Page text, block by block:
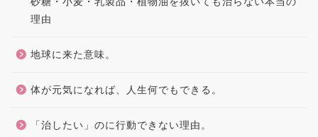
理由
地球に来た意味。
体が元気になれば、人生何でもできる。
「治したい」のに行動できない理由。